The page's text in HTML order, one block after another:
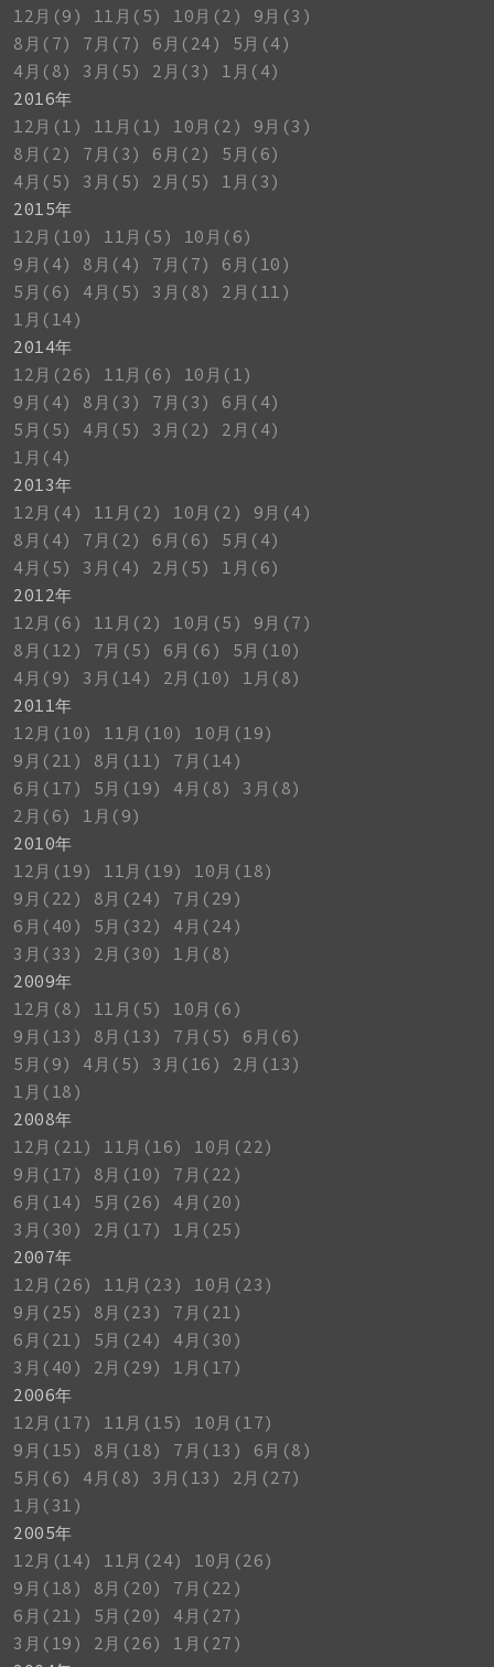
12月(9)
11月(5) 10月(2)
9月(3)
8月(7)
7月(7) 6月(24)
5月(4)
4月(8)
3月(5) 2月(3)
1月(4)
2016年
12月(1)
11月(1) 10月(2)
9月(3)
8月(2)
7月(3) 6月(2)
5月(6)
4月(5)
3月(5) 2月(5)
1月(3)
2015年
12月(10)
11月(5)
10月(6)
9月(4)
8月(4) 7月(7)
6月(10)
5月(6)
4月(5) 3月(8)
2月(11)
1月(14)
2014年
12月(26)
11月(6)
10月(1)
9月(4)
8月(3) 7月(3)
6月(4)
5月(5)
4月(5) 3月(2)
2月(4)
1月(4)
2013年
12月(4)
11月(2) 10月(2)
9月(4)
8月(4)
7月(2) 6月(6)
5月(4)
4月(5)
3月(4) 2月(5)
1月(6)
2012年
12月(6)
11月(2) 10月(5)
9月(7)
8月(12)
7月(5) 6月(6)
5月(10)
4月(9)
3月(14) 2月(10)
1月(8)
2011年
12月(10)
11月(10)
10月(19)
9月(21)
8月(11)
7月(14)
6月(17)
5月(19) 4月(8)
3月(8)
2月(6)
1月(9)
2010年
12月(19)
11月(19)
10月(18)
9月(22)
8月(24)
7月(29)
6月(40)
5月(32)
4月(24)
3月(33)
2月(30)
1月(8)
2009年
12月(8)
11月(5)
10月(6)
9月(13)
8月(13) 7月(5)
6月(6)
5月(9)
4月(5) 3月(16)
2月(13)
1月(18)
2008年
12月(21)
11月(16)
10月(22)
9月(17)
8月(10)
7月(22)
6月(14)
5月(26)
4月(20)
3月(30)
2月(17)
1月(25)
2007年
12月(26)
11月(23)
10月(23)
9月(25)
8月(23)
7月(21)
6月(21)
5月(24)
4月(30)
3月(40)
2月(29)
1月(17)
2006年
12月(17)
11月(15)
10月(17)
9月(15)
8月(18) 7月(13)
6月(8)
5月(6)
4月(8) 3月(13)
2月(27)
1月(31)
2005年
12月(14)
11月(24)
10月(26)
9月(18)
8月(20)
7月(22)
6月(21)
5月(20)
4月(27)
3月(19)
2月(26)
1月(27)